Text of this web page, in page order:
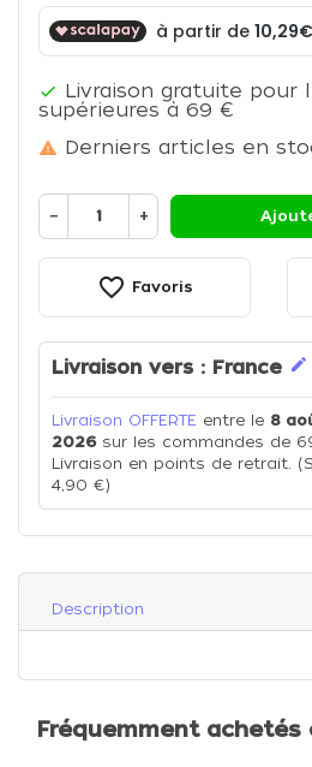
 Livraison gratuite pour
supérieures à 69 €
 Derniers articles en
− +
favorite_border Favoris
Livraison vers : France edit
Livraison OFFERTE entre le 8
2026sur les commandes de
Livraison en points de retrait.
4,90 €)
Description
Fréquemment achetés